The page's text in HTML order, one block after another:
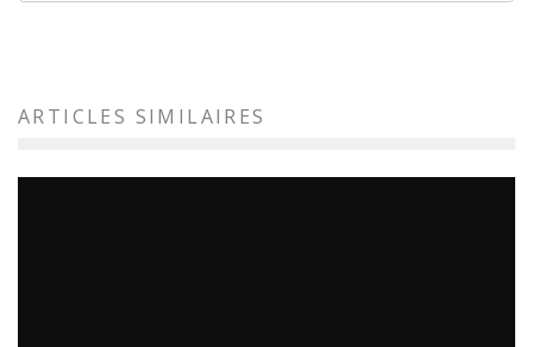
ARTICLES SIMILAIRES